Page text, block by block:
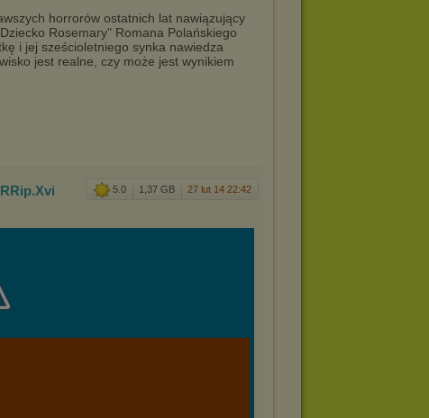
horrorów ostatnich lat nawiązujący
Rosemary" Romana Polańskiego
i jej sześcioletniego synka nawiedza
jest realne, czy może jest wynikiem
5.0 1,37 GB 27 lut 14 22:42